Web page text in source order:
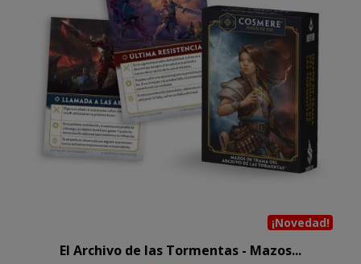
¡Novedad!
El Archivo de las Tormentas - Mazos...